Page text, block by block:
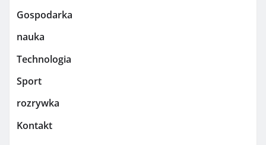
Gospodarka
nauka
Technologia
Sport
rozrywka
Kontakt